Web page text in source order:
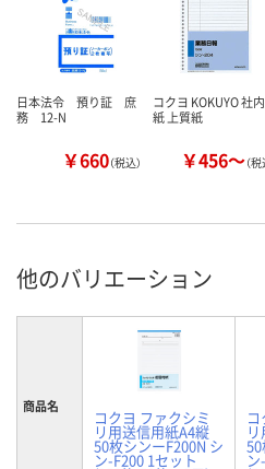
日本法令 預り証 庶
務 12-N
￥660（税込）
コクヨ KOKUYO 社
紙 上質紙
￥456～（税
他のバリエーション
商品名
コクヨ ファクシミ
リ用送信用紙A4縦
50枚シンーF200N シ
ン-F200 1セット